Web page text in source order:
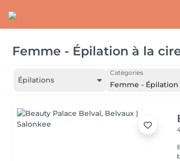
Femme - Épilation à la
Épilations
Catégories
Femme - Épilation